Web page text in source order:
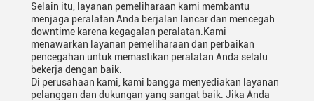
Selain itu, layanan pemeliharaan kami membantu
menjaga peralatan Anda berjalan lancar dan mencegah
downtime karena kegagalan peralatan.Kami
menawarkan layanan pemeliharaan dan perbaikan
pencegahan untuk memastikan peralatan Anda selalu
bekerja dengan baik.
Di perusahaan kami, kami bangga menyediakan layanan
pelanggan dan dukungan yang sangat baik. Jika Anda